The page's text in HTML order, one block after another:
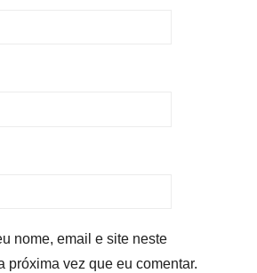
nome, email e site neste
próxima vez que eu comentar.